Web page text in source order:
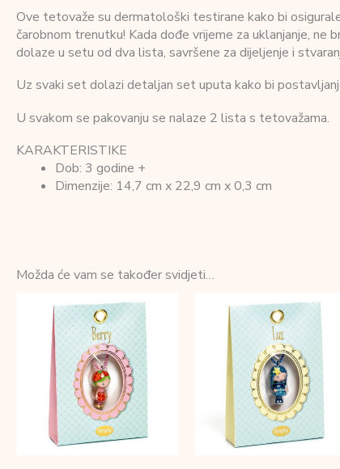
Ove tetovaže su dermatološki testirane kako bi
čarobnom trenutku! Kada dođe vrijeme za uklanjanje, ne
dolaze u setu od dva lista, savršene za dijeljenje i
Uz svaki set dolazi detaljan set uputa kako bi
U svakom se pakovanju se nalaze 2 lista s tetovažama.
KARAKTERISTIKE
Dob: 3 godine +
Dimenzije: 14,7 cm x 22,9 cm x 0,3 cm
Možda će vam se također svidjeti…